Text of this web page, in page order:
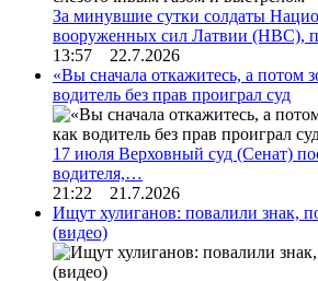
За минувшие сутки солдаты
вооруженных сил Латвии (НВС),
13:57 22.7.2026
«Вы сначала откажитесь, а потом
водитель без прав проиграл суд
17 июля Верховный суд (Сенат)
водителя,…
21:22 21.7.2026
Ищут хулиганов: повалили знак,
(видео)